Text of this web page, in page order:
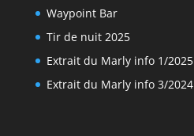
Waypoint Bar
Tir de nuit 2025
Extrait du Marly info 1/2025
Extrait du Marly info 3/2024